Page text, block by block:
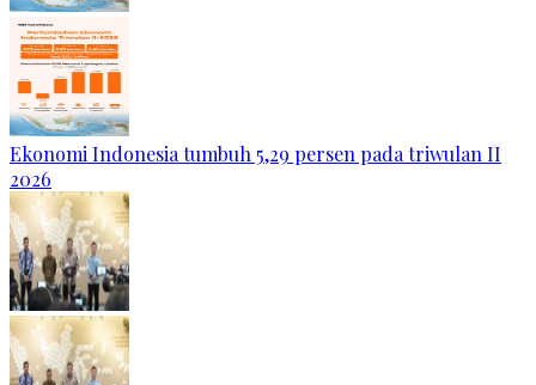
Ekonomi Indonesia tumbuh 5,29 persen pada triwulan II
2026